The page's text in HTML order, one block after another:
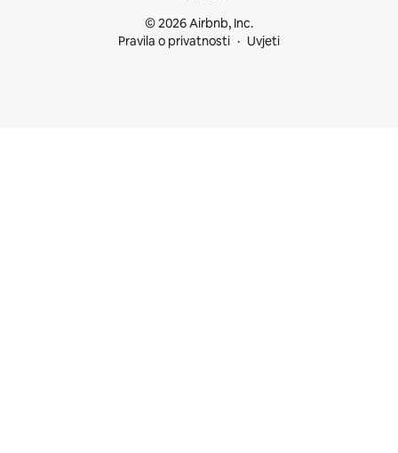
© 2026 Airbnb, Inc.
Pravila o privatnosti
Uvjeti